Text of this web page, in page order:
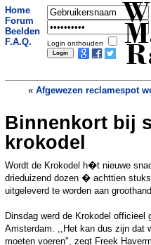
Home
Forum
Beelden
F.A.Q.
Login onthouden
« Afgewezen reclamespot
Binnenkort bij
krokodel
Wordt de Krokodel h�t nieuwe
drieduizend dozen � achttien
uitgeleverd te worden aan
Dinsdag werd de Krokodel officieel
Amsterdam. ,,Het kan dus zijn dat
moeten voeren", zegt Freek